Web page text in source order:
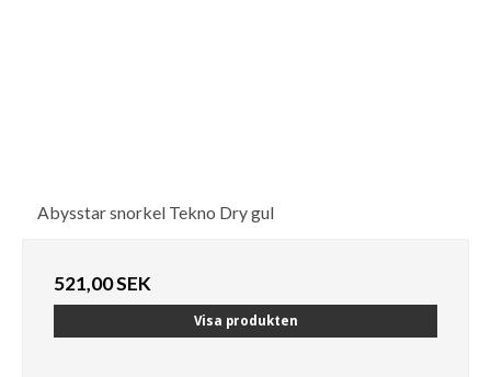
Abysstar snorkel Tekno Dry gul
521,00 SEK
Visa produkten